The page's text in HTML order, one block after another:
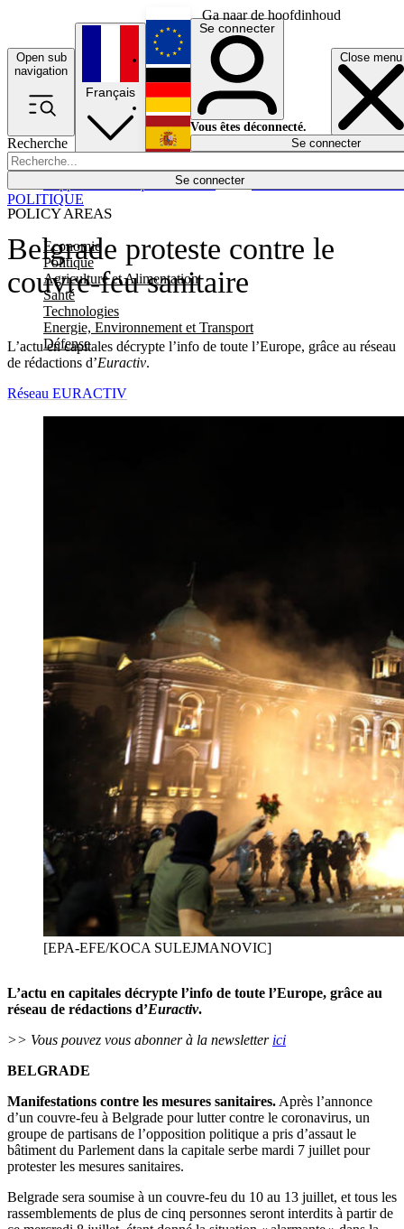
Ga naar de hoofdinhoud
Open sub
navigation
Close menu
Recherche
Se connecter
POLICY AREAS
Economie
Politique
Agriculture et Alimentation
Santé
Technologies
Energie, Environnement et Transport
Défense
Économie
Français
English
Deutsch
Español
Se connecter
Vous êtes déconnecté.
Se connecter
Belgrade proteste contre le
couvre-feu sanitaire
L’actu en capitales décrypte l’info de toute l’Europe, grâce au réseau
de rédactions d’Euractiv.
POLITIQUE
Réseau EURACTIV
[EPA-EFE/KOCA SULEJMANOVIC]
L’actu en capitales décrypte l’info de toute l’Europe, grâce au
réseau de rédactions d’Euractiv.
>> Vous pouvez vous abonner à la newsletter ici
BELGRADE
Manifestations contre les mesures sanitaires. Après l’annonce
d’un couvre-feu à Belgrade pour lutter contre le coronavirus, un
groupe de partisans de l’opposition politique a pris d’assaut le
bâtiment du Parlement dans la capitale serbe mardi 7 juillet pour
protester les mesures sanitaires.
Belgrade sera soumise à un couvre-feu du 10 au 13 juillet, et tous les
rassemblements de plus de cinq personnes seront interdits à partir de